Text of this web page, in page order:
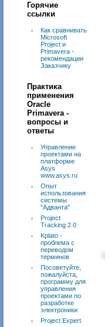
Горячие
ссылки
Как сравнивать
Microsoft
Project и
Primavera -
рекомендации
Заказчику
Практика
применения
Oracle
Primavera -
вопросы и
ответы
Управление
проектами на
платформе
Asys
www.asys.ru
Опыт
использования
системы
"Адванта"
Project
Tracking 2.0
Kplato -
проблема с
переводом
терминов
Посоветуйте,
пожалуйста,
программу для
управления
проектами по
разработке
электроники
Project Expert